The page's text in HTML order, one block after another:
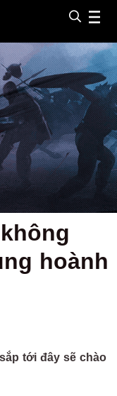
hoành
tới đây sẽ chào